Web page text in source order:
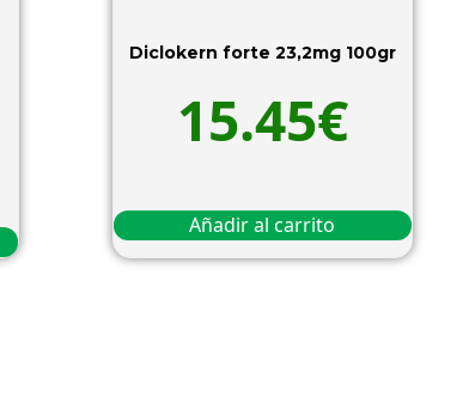
Diclokern forte 23,2mg 100gr
15.45€
Añadir al carrito